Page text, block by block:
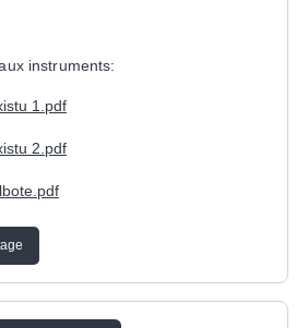
instruments:
1.pdf
2.pdf